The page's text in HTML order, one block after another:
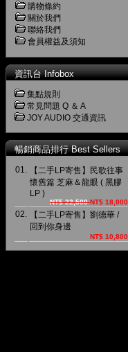
購物條約
關於我們
聯絡我們
會員權益及須知
資訊台 Infobox
集點規則
常見問題 Q ＆ A
JOY AUDIO 交通資訊
暢銷商品排行 Best Sellers
01.
【二手LP寄售】民歌往事
懷舊篇 芝麻＆龍眼 ( 黑膠
LP )
NT$ 22,500NT$ 18,000
02.
【二手LP寄售】劉德華 /
回到你身邊
NT$ 10,800